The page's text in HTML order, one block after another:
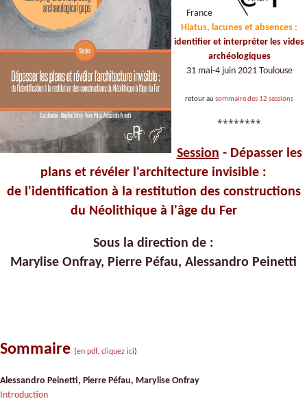
France
Hiatus, lacunes et absences :
identifier et interpréter les vides
archéologiques
31 mai-4 juin 2021 Toulouse
retour au sommaire des 12 sessions
********
Session - Dépasser les
plans et révéler l'architecture invisible :
de l'identification à la restitution des constructions
du Néolithique à l'âge du Fer
Sous la direction de :
Marylise Onfray, Pierre Péfau, Alessandro Peinetti
Sommaire (en pdf, cliquez ici)
Alessandro Peinetti, Pierre Péfau, Marylise Onfray
Introduction